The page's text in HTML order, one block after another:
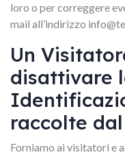
loro o per correggere
mail all’indirizzo
Un
disattivare
raccolte
Forniamo ai visitatori e